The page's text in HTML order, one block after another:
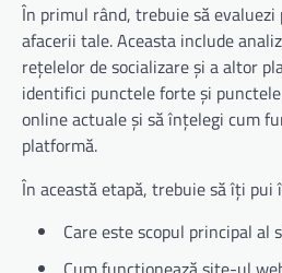
În primul rând, trebuie să
afacerii tale. Aceasta include
rețelelor de socializare și a altor
identifici punctele forte și
online actuale și să înțelegi cum
platformă.
În această etapă, trebuie să îți pui
Care este scopul principal al